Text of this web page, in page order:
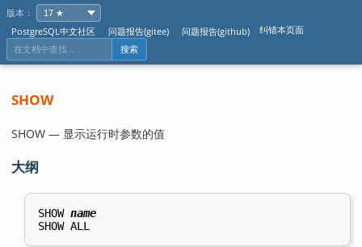
版本：
PostgreSQL中文社区
问题报告(gitee) 问题报告(github) 纠错本页面
搜索
SHOW
SHOW — 显示运行时参数的值
大纲
SHOW name